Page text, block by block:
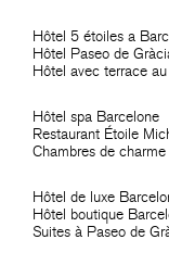
Hôtel 5 étoiles a
Hôtel Paseo de
Hôtel avec terrace
Hôtel spa Barcelone
Restaurant Étoile
Chambres de
Hôtel de luxe
Hôtel boutique
Suites à Paseo de